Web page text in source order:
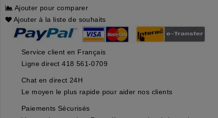
Ajouter pour comparer
Ajouter à la liste de souhaits
Service client en Français
Ligne direct 418 561-0709
Chat en direct 24H
Le moyen le plus rapide pour aider nos clients
Paiements Sécurisés